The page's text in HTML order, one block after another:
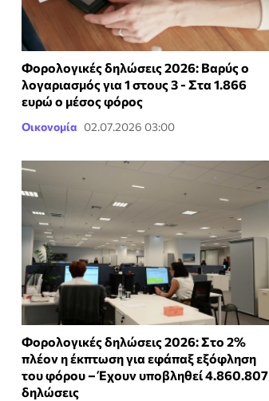
Φορολογικές δηλώσεις 2026: Βαρύς ο
λογαριασμός για 1 στους 3 - Στα 1.866
ευρώ ο μέσος φόρος
Οικονομία 02.07.2026 03:00
Φορολογικές δηλώσεις 2026: Στο 2%
πλέον η έκπτωση για εφάπαξ εξόφληση
του φόρου – Έχουν υποβληθεί 4.860.807
δηλώσεις